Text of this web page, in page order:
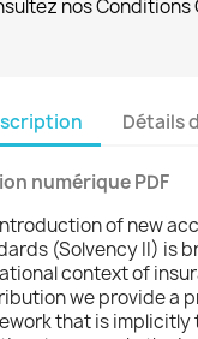
nos Conditions
Détails
numérique PDF
of new
(Solvency II) is
context of
we provide a
that is implicitly